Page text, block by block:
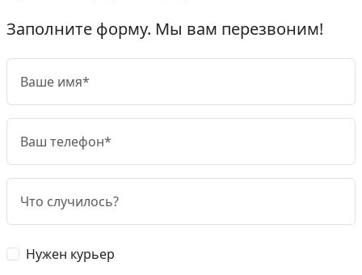
Заполните форму. Мы вам перезвоним!
Нужен курьер